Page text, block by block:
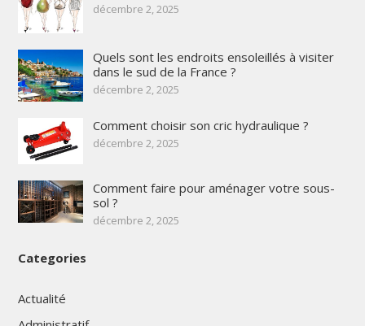
décembre 2, 2025
Quels sont les endroits ensoleillés à visiter
dans le sud de la France ?
décembre 2, 2025
Comment choisir son cric hydraulique ?
décembre 2, 2025
Comment faire pour aménager votre sous-
sol ?
décembre 2, 2025
Categories
Actualité